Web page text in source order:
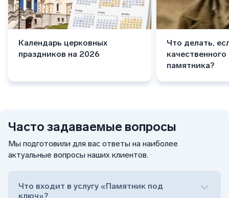
Календарь церковных
праздников на 2026
Что делать,
памятника?
Часто задаваемые вопросы
Мы подготовили для вас ответы на наиболее
актуальные вопросы наших клиентов.
Что входит в услугу «Памятник под
ключ»?